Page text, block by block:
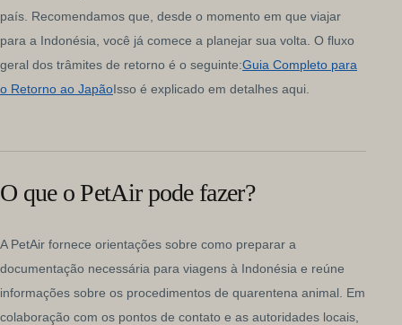
país. Recomendamos que, desde o momento em que viajar
para a Indonésia, você já comece a planejar sua volta. O fluxo
geral dos trâmites de retorno é o seguinte:Guia Completo para
o Retorno ao JapãoIsso é explicado em detalhes aqui.
O que o PetAir pode fazer?
A PetAir fornece orientações sobre como preparar a
documentação necessária para viagens à Indonésia e reúne
informações sobre os procedimentos de quarentena animal. Em
colaboração com os pontos de contato e as autoridades locais,